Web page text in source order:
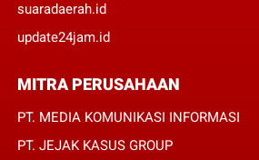
suaradaerah.id
update24jam.id
MITRA PERUSAHAAN
PT. MEDIA KOMUNIKASI INFORMASI
PT. JEJAK KASUS GROUP